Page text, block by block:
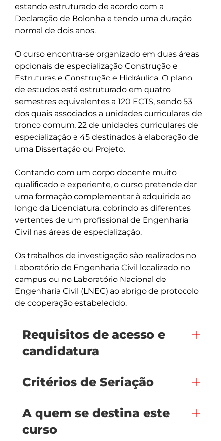
estando estruturado de acordo com a
Declaração de Bolonha e tendo uma duração
normal de dois anos.
O curso encontra-se organizado em duas áreas
opcionais de especialização Construção e
Estruturas e Construção e Hidráulica. O plano
de estudos está estruturado em quatro
semestres equivalentes a 120 ECTS, sendo 53
dos quais associados a unidades curriculares de
tronco comum, 22 de unidades curriculares de
especialização e 45 destinados à elaboração de
uma Dissertação ou Projeto.
Contando com um corpo docente muito
qualificado e experiente, o curso pretende dar
uma formação complementar à adquirida ao
longo da Licenciatura, cobrindo as diferentes
vertentes de um profissional de Engenharia
Civil nas áreas de especialização.
Os trabalhos de investigação são realizados no
Laboratório de Engenharia Civil localizado no
campus ou no Laboratório Nacional de
Engenharia Civil (LNEC) ao abrigo de protocolo
de cooperação estabelecido.
Requisitos de acesso e
candidatura
Critérios de Seriação
A quem se destina este
curso